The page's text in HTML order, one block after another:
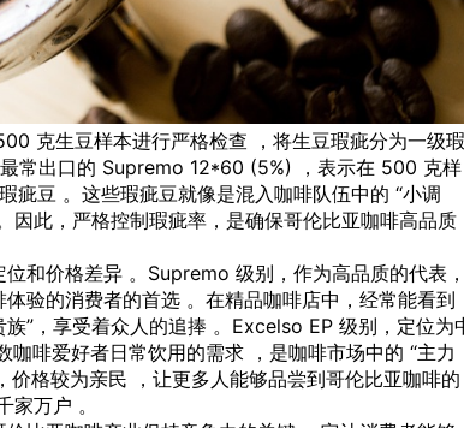
克生豆样本进行严格检查 ，将生豆瑕疵分为一级瑕
常出口的 Supremo 12*60 (5%) ，表示在 500 克样
豆 。这些瑕疵豆就像是混入咖啡队伍中的 “小调
因此，严格控制瑕疵率，是确保哥伦比亚咖啡高品质
和价格差异 。Supremo 级别，作为高品质的代表，
验的消费者的首选 。在精品咖啡店中，经常能看到
”，享受着众人的追捧 。Excelso EP 级别，定位为
啡爱好者日常饮用的需求 ，是咖啡市场中的 “主力
格较为亲民 ，让更多人能够品尝到哥伦比亚咖啡的
万户 。